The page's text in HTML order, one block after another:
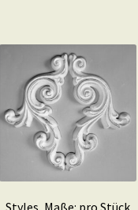
Styles, Maße: pro Stück